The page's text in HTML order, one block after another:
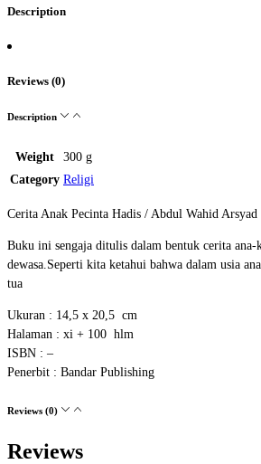
Description
Reviews (0)
Description
Weight
300 g
Category Religi
Cerita Anak Pecinta Hadis / Abdul Wahid Arsyad
Buku ini sengaja ditulis dalam bentuk cerita
dewasa.Seperti kita ketahui bahwa dalam usia
tua
Ukuran : 14,5 x 20,5 cm
Halaman : xi + 100 hlm
ISBN : –
Penerbit : Bandar Publishing
Reviews (0)
Reviews